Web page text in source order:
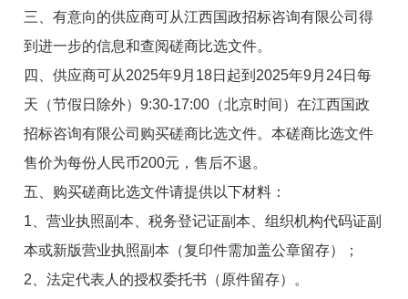
三、有意向的供应商可从江西国政招标咨询有限公司得
到进一步的信息和查阅磋商比选文件。
四、供应商可从2025年9月18日起到2025年9月24日每
天（节假日除外）9:30-17:00（北京时间）在江西国政
招标咨询有限公司购买磋商比选文件。本磋商比选文件
售价为每份人民币200元，售后不退。
五、购买磋商比选文件请提供以下材料：
1、营业执照副本、税务登记证副本、组织机构代码证副
本或新版营业执照副本（复印件需加盖公章留存）；
2、法定代表人的授权委托书（原件留存）。